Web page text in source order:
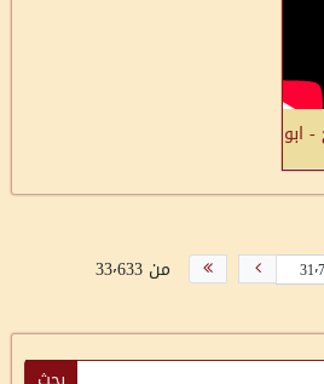
كشك : الله اكبر ، ذرة من تراب
من 33٬633